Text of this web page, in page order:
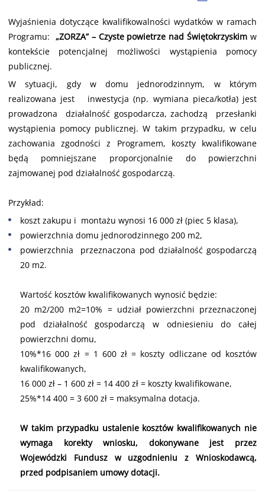
Wyjaśnienia dotyczące kwalifikowalności wydatków w ramach
Programu: „ZORZA” – Czyste powietrze nad Świętokrzyskim w
kontekście potencjalnej możliwości wystąpienia pomocy
publicznej.
W sytuacji, gdy w domu jednorodzinnym, w którym
realizowana jest inwestycja (np. wymiana pieca/kotła) jest
prowadzona działalność gospodarcza, zachodzą przesłanki
wystąpienia pomocy publicznej. W takim przypadku, w celu
zachowania zgodności z Programem, koszty kwalifikowane
będą pomniejszane proporcjonalnie do powierzchni
zajmowanej pod działalność gospodarczą.
Przykład:
koszt zakupu i montażu wynosi 16 000 zł (piec 5 klasa),
powierzchnia domu jednorodzinnego 200 m2,
powierzchnia przeznaczona pod działalność gospodarczą
20 m2.
Wartość kosztów kwalifikowanych wynosić będzie:
20 m2/200 m2=10% = udział powierzchni przeznaczonej
pod działalność gospodarczą w odniesieniu do całej
powierzchni domu,
10%*16 000 zł = 1 600 zł = koszty odliczane od kosztów
kwalifikowanych,
16 000 zł – 1 600 zł = 14 400 zł = koszty kwalifikowane,
25%*14 400 = 3 600 zł = maksymalna dotacja.
W takim przypadku ustalenie kosztów kwalifikowanych nie
wymaga korekty wniosku, dokonywane jest przez
Wojewódzki Fundusz w uzgodnieniu z Wnioskodawcą,
przed podpisaniem umowy dotacji.